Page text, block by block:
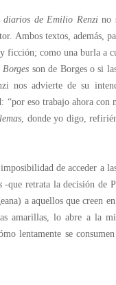
diarios de Emilio Renzino
Ambos textos, además,
ficción; como una burla a
Borges son de Borges o si
nos advierte de su
“por eso trabajo ahora
, donde yo digo,
de acceder a
-que retrata la decisión de
a aquellos que creen
amarillas, lo abre a la
lentamente se